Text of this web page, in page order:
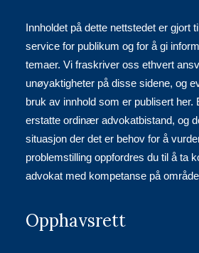
Innholdet på dette nettstedet er gjort
service for publikum og for å gi
temaer. Vi fraskriver oss ethvert
unøyaktigheter på disse sidene, og
bruk av innhold som er publisert her.
erstatte ordinær advokatbistand, og
situasjon der det er behov for å
problemstilling oppfordres du til å ta
advokat med kompetanse på
Opphavsrett